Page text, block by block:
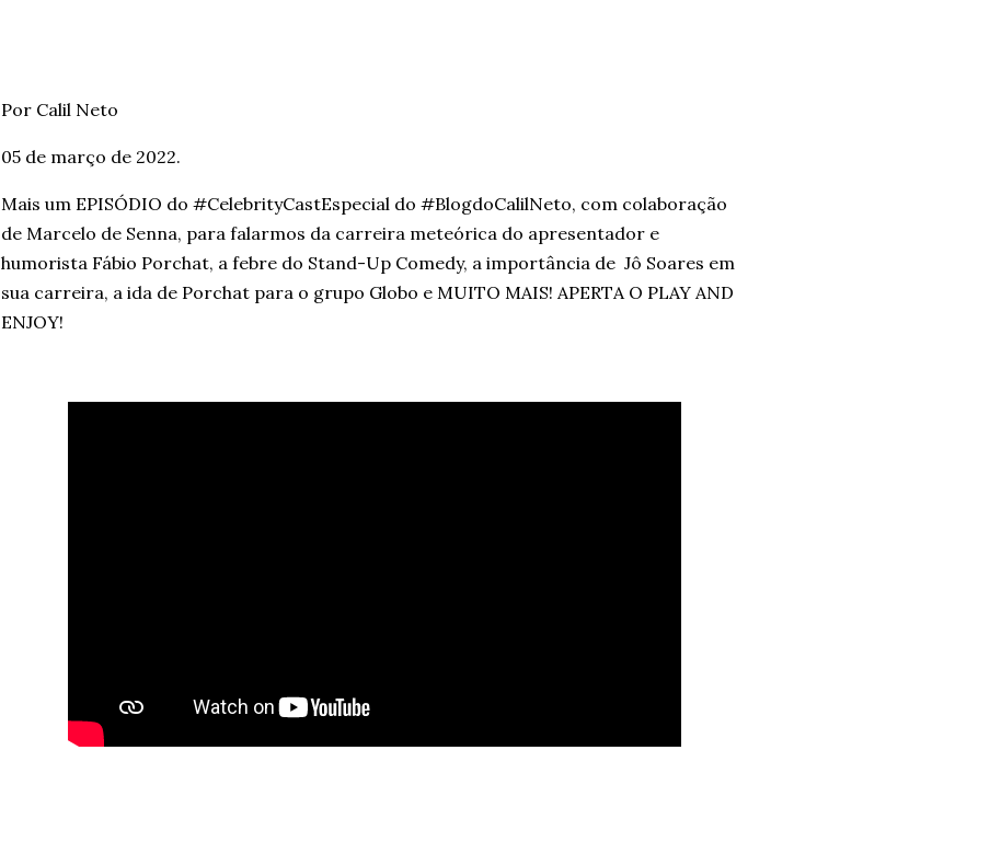
Por Calil Neto
05 de março de 2022.
Mais um EPISÓDIO do #CelebrityCastEspecial do #BlogdoCalilNeto, com colaboração
de Marcelo de Senna, para falarmos da carreira meteórica do apresentador e
humorista Fábio Porchat, a febre do Stand-Up Comedy, a importância de Jô Soares em
sua carreira, a ida de Porchat para o grupo Globo e MUITO MAIS! APERTA O PLAY AND
ENJOY!